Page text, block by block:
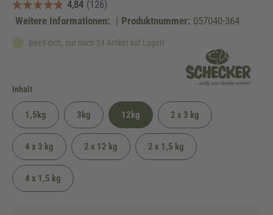
Weitere Informationen: | Produktnummer: 057040-364
Beeil dich, nur noch 24 Artikel auf Lager!
Inhaltauswählen
1,5kg 3kg 12kg 2 x 3 kg
4 x 3 kg 2 x 12 kg 2 x 1,5 kg
4 x 1,5 kg